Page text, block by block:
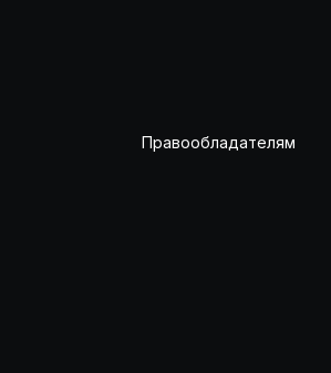
Правообладателям